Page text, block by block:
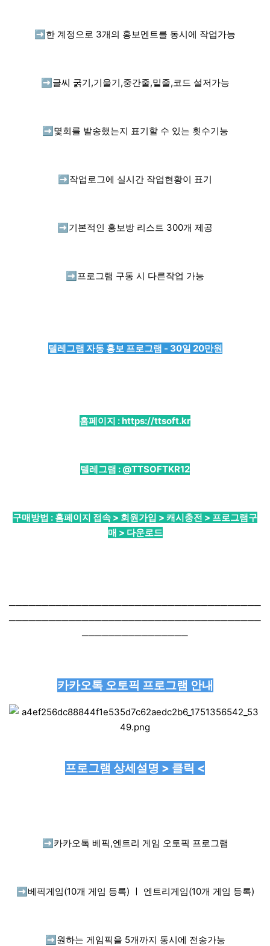
➡️ 한 계정으로 3개의 홍보멘트를 동시에 작업가능
➡️ 글씨 굵기,기울기,중간줄,밑줄,코드 설저가능
➡️ 몇회를 발송했는지 표기할 수 있는 횟수기능
➡️ 작업로그에 실시간 작업현황이 표기
➡️ 기본적인 홍보방 리스트 300개 제공
➡️ 프로그램 구동 시 다른작업 가능
텔레그램 자동 홍보 프로그램 - 30일 20만원
홈페이지 :https://ttsoft.kr
텔레그램 : @TTSOFTKR12
구매방법 : 홈페이지 접속 > 회원가입 > 캐시충전 > 프로그램구
매 > 다운로드
──────────────────────────────────────
──────────────────────────────────────
────────────────
카카오톡 오토픽 프로그램 안내
프로그램 상세설명 > 클릭 <
➡️ 카카오톡 베픽,엔트리 게임 오토픽 프로그램
➡️ 베픽게임(10개 게임 등록) ㅣ 엔트리게임(10개 게임 등록)
➡️ 원하는 게임픽을 5개까지 동시에 전송가능